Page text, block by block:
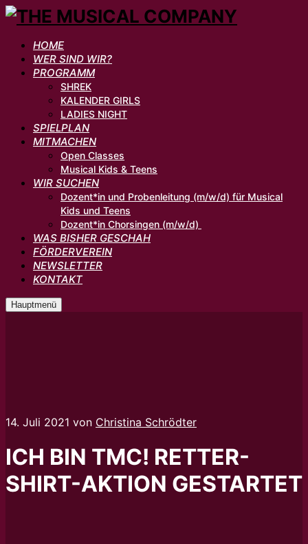
HOME
WER SIND WIR?
PROGRAMM
SHREK
KALENDER GIRLS
LADIES NIGHT
SPIELPLAN
MITMACHEN
Open Classes
Musical Kids & Teens
WIR SUCHEN
Dozent*in und Probenleitung (m/w/d) für Musical
Kids und Teens
Dozent*in Chorsingen (m/w/d)
WAS BISHER GESCHAH
FÖRDERVEREIN
NEWSLETTER
KONTAKT
Hauptmenü
14. Juli 2021 von Christina Schrödter
ICH BIN TMC! RETTER-
SHIRT-AKTION GESTARTET